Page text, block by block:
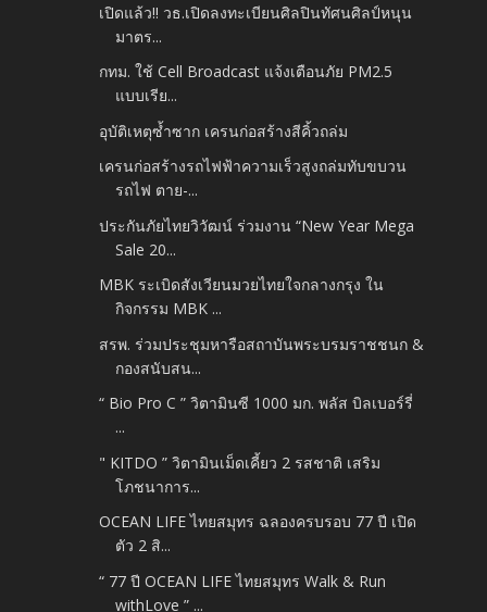
เปิดแล้ว!! วธ.เปิดลงทะเบียนศิลปินทัศนศิลป์หนุน
มาตร...
กทม. ใช้ Cell Broadcast แจ้งเตือนภัย PM2.5
แบบเรีย...
อุบัติเหตุซ้ำซาก เครนก่อสร้างสีคิ้วถล่ม
เครนก่อสร้างรถไฟฟ้าความเร็วสูงถล่มทับขบวน
รถไฟ ตาย-...
ประกันภัยไทยวิวัฒน์ ร่วมงาน “New Year Mega
Sale 20...
MBK ระเบิดสังเวียนมวยไทยใจกลางกรุง ใน
กิจกรรม MBK ...
สรพ. ร่วมประชุมหารือสถาบันพระบรมราชชนก &
กองสนับสน...
“ Bio Pro C ” วิตามินซี 1000 มก. พลัส บิลเบอร์รี่
...
" KITDO ” วิตามินเม็ดเคี้ยว 2 รสชาติ เสริม
โภชนาการ...
OCEAN LIFE ไทยสมุทร ฉลองครบรอบ 77 ปี เปิด
ตัว 2 สิ...
“ 77 ปี OCEAN LIFE ไทยสมุทร Walk & Run
withLove ” ...